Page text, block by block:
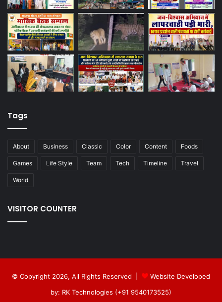
Tags
About Business Classic Color Content Foods
Games Life Style Team Tech Timeline Travel
World
VISITOR COUNTER
© Copyright 2026, All Rights Reserved |
Website Developed
by: RK Technologies (+91 9540173525)